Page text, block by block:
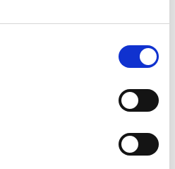
Marstrands rustika och
Det är en självklar
Bardisken består av ett 100